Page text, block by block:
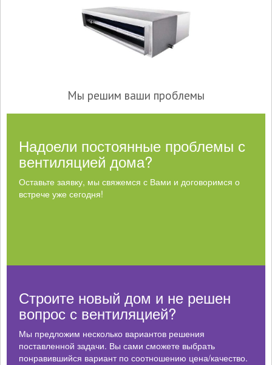
Мы решим ваши проблемы
Надоели постоянные проблемы с
вентиляцией дома?
Оставьте заявку, мы свяжемся с Вами и договоримся о
встрече уже сегодня!
Строите новый дом и не решен
вопрос с вентиляцией?
Мы предложим несколько вариантов решения
поставленной задачи. Вы сами сможете выбрать
понравившийся вариант по соотношению цена/качество.